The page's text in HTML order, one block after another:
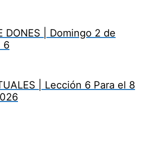
DONES | Domingo 2 de
6
| Lección 6 Para el 8